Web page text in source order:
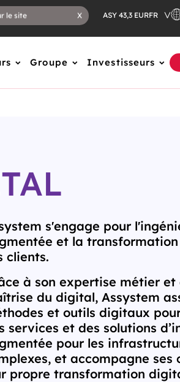
X ASY 43,3 EURFR
Groupe Investisseurs
s'engage pour
et la
clients.
à son expertise métier et
du digital, Assystem
et outils digitaux
services et des solutions
pour les
et accompagne ses
propre transformation